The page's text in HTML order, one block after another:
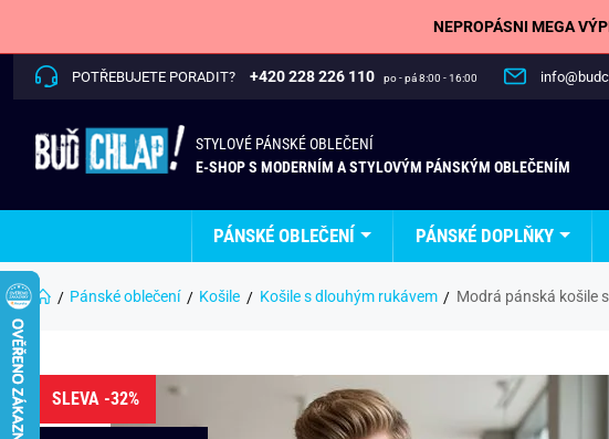
NEPROPÁSNI MEGA
POTŘEBUJETE PORADIT? +420 228 226 110 po - pá 8:00 - 16:00
STYLOVÉ PÁNSKÉ OBLEČENÍ
E-SHOP S MODERNÍM A STYLOVÝM PÁNSKÝM OBLEČENÍM
PÁNSKÉ OBLEČENÍ PÁNSKÉ DOPLŇKY
Pánské oblečení Košile Košile s dlouhým rukávem Modrá pánská košile
SLEVA -32%